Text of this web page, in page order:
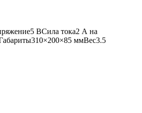
ВСила тока2 А на
ммВес3.5